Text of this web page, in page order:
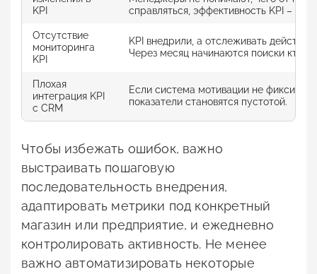
KPI
справляться, эффективность KPI – 0.
Отсутствие
мониторинга
KPI
KPI внедрили, а отслеживать
Через месяц начинаются поиски кто
Плохая
интеграция KPI
с CRM
Если система мотивации не
показатели становятся пустотой.
Чтобы избежать ошибок, важно
выстраивать пошаговую
последовательность внедрения,
адаптировать метрики под конкретный
магазин или предприятие, и ежедневно
контролировать активность. Не менее
важно автоматизировать некоторые